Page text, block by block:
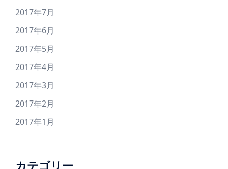
2017年7月
2017年6月
2017年5月
2017年4月
2017年3月
2017年2月
2017年1月
カテゴリー